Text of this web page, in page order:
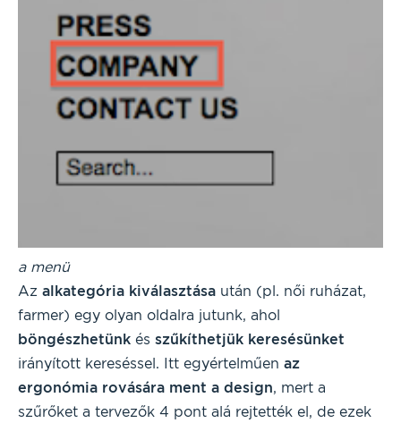
a menü
Az alkategória kiválasztása után (pl. női ruházat,
farmer) egy olyan oldalra jutunk, ahol
böngészhetünk és szűkíthetjük keresésünket
irányított kereséssel. Itt egyértelműen az
ergonómia rovására ment a design, mert a
szűrőket a tervezők 4 pont alá rejtették el, de ezek